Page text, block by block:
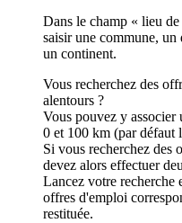
Dans le champ « lieu
saisir une commune, un
un continent.
Vous recherchez des
alentours ?
Vous pouvez y associer
0 et 100 km (par défaut
Si vous recherchez des
devez alors effectuer
Lancez votre recherche
offres d'emploi
restituée.